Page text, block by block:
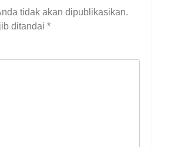
tidak akan dipublikasikan.
ditandai *